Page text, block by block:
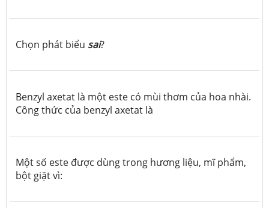
Chọn phát biểu sai?
Benzyl axetat là một este có mùi thơm của hoa nhài.
Công thức của benzyl axetat là
Một số este được dùng trong hương liệu, mĩ phẩm,
bột giặt vì: